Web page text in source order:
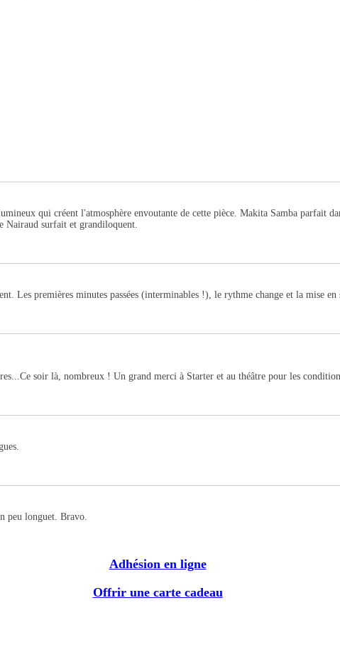
qui créent l'atmosphère envoutante de cette pièce. Makita Samba
Nairaud surfait et grandiloquent.
Les premières minutes passées (interminables !), le rythme change et la mise
soir là, nombreux ! Un grand merci à Starter et au théâtre pour les
peu longuet. Bravo.
Adhésion en ligne
Offrir une carte cadeau